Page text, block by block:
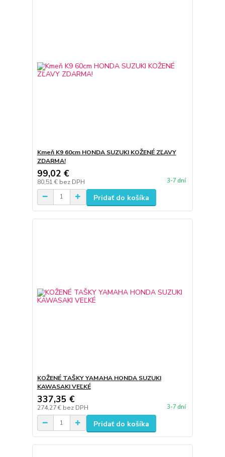
Kmeň K9 60cm HONDA SUZUKI KOŽENÉ ZĽAVY
ZDARMA!
99,02 €
80,51 € bez DPH 3-7 dní
Pridať do košíka
KOŽENÉ TAŠKY YAMAHA HONDA SUZUKI
KAWASAKI VEĽKÉ
337,35 €
274,27 € bez DPH 3-7 dní
Pridať do košíka